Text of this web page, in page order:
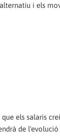
i els
els salaris
de